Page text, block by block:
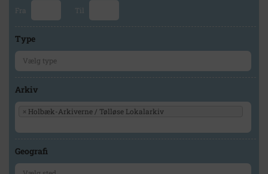
Fra Til
Type
Arkiv
× Holbæk-Arkiverne / Tølløse Lokalarkiv
Geografi